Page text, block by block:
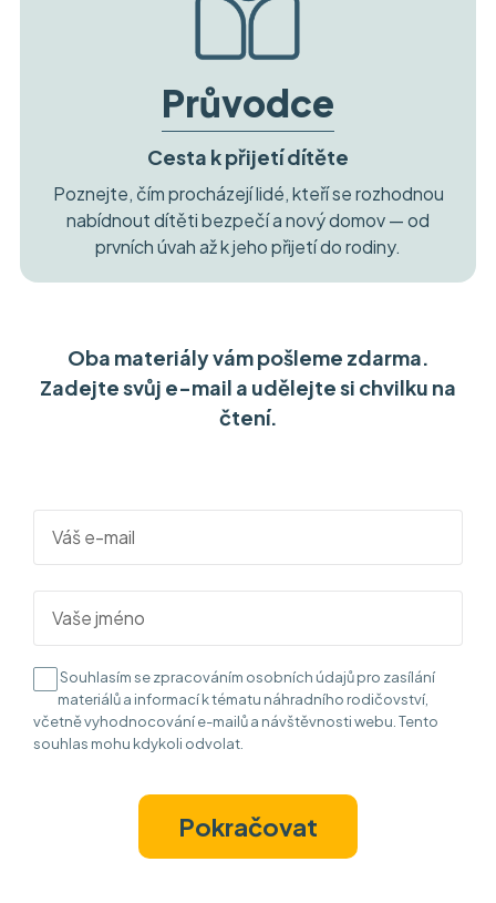
Průvodce
Cesta k přijetí dítěte
Poznejte, čím procházejí lidé, kteří se rozhodnou
nabídnout dítěti bezpečí a nový domov — od
prvních úvah až k jeho přijetí do rodiny.
Oba materiály vám pošleme zdarma.
Zadejte svůj e-mail a udělejte si chvilku na
čtení.
Souhlasím se zpracováním osobních údajů pro zasílání
materiálů a informací k tématu náhradního rodičovství,
včetně vyhodnocování e-mailů a návštěvnosti webu. Tento
souhlas mohu kdykoli odvolat.
Pokračovat